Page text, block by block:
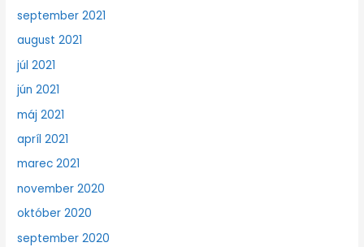
september 2021
august 2021
júl 2021
jún 2021
máj 2021
apríl 2021
marec 2021
november 2020
október 2020
september 2020